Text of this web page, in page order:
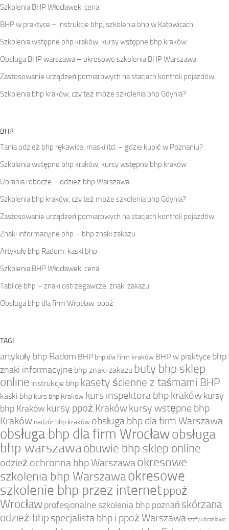
Szkolenia BHP Włocławek: cena
BHP w praktyce – instrukcje bhp, szkolenia bhp w Katowicach
Szkolenia wstępne bhp kraków, kursy wstępne bhp kraków
Obsługa BHP warszawa – okresowe szkolenia BHP Warszawa
Zastosowanie urządzeń pomiarowych na stacjach kontroli pojazdów
Szkolenia bhp kraków, czy też może szkolenia bhp Gdynia?
BHP
Tania odzież bhp rękawice, maski itd. – gdzie kupić w Poznaniu?
Szkolenia wstępne bhp kraków, kursy wstępne bhp kraków
Ubrania robocze – odzież bhp Warszawa
Szkolenia bhp kraków, czy też może szkolenia bhp Gdynia?
Zastosowanie urządzeń pomiarowych na stacjach kontroli pojazdów
Znaki informacyjne bhp – bhp znaki zakazu
Artykuły bhp Radom: kaski bhp
Szkolenia BHP Włocławek: cena
Tablice bhp – znaki ostrzegawcze, znaki zakazu
Obsługa bhp dla firm Wrocław: ppoż
TAGI
artykuły bhp Radom BHP bhp dla firm kraków BHP w praktyce bhp
znaki informacyjne bhp znaki zakazu buty bhp sklep
online instrukcje bhp kasety ścienne z taśmami BHP
kaski bhp kurs bhp Kraków kurs inspektora bhp krakówkursy
bhp Kraków kursy ppoż Krakówkursy wstępne bhp
Kraków nadzór bhp kraków obsługa bhp dla firm Warszawa
obsługa bhp dla firm Wrocławobsługa
bhp warszawaobuwie bhp sklep online
odzież ochronna bhp Warszawaokresowe
szkolenia bhp Warszawaokresowe
szkolenie bhp przez internetppoż
Wrocławprofesjonalne szkolenia bhp poznań skórzana
odzież bhp specjalista bhp i ppoż Warszawa szafy ubraniowe